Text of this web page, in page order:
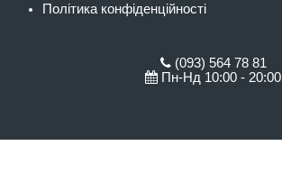
Політика конфіденційності
(093) 564 78 81
Пн-Нд 10:00 - 20:00